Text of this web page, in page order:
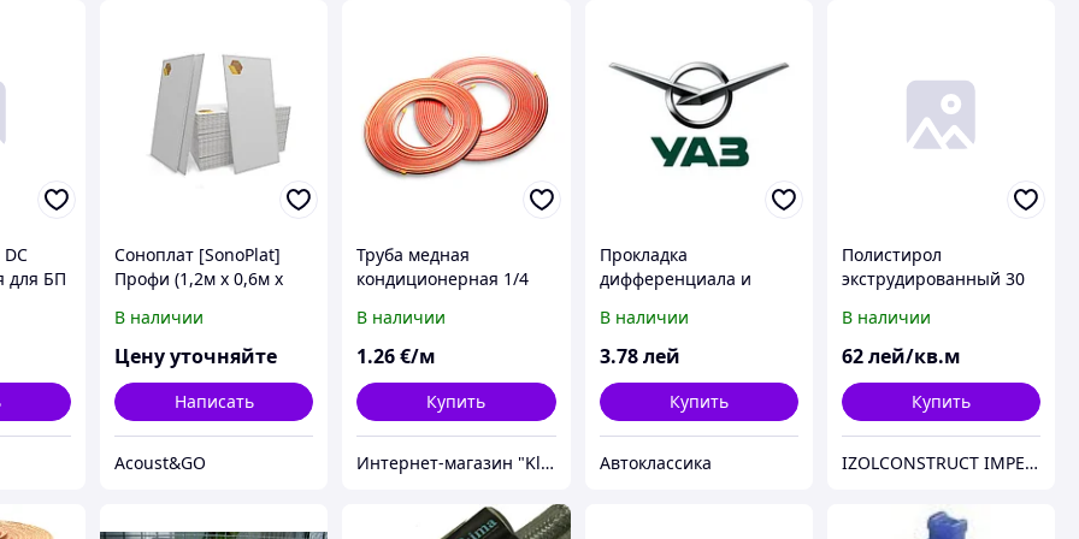
для БП
Соноплат [SonoPlat]
Профи (1,2м x 0,6м x
В наличии
Цену уточняйте
Написать
Acoust&GO
Труба медная
кондиционерная 1/4
(Halcor, Греция) по 45 м
В наличии
1.26€/м
Купить
Интернет-магазин "KlimaTech"
Прокладка
дифференциала и
толщ. 0,1мм регулир.
(пр-во УАЗ)
В наличии
3.78 лей
Купить
Автоклассика
Полистирол
экструдированный 30
В наличии
62лей/кв.м
Купить
IZOLCONSTRUCT IMPEX SRL